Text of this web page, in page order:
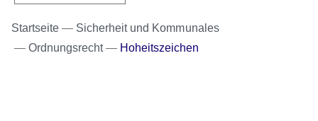
Startseite
Sicherheit und Kommunales
Ordnungsrecht
Hoheitszeichen